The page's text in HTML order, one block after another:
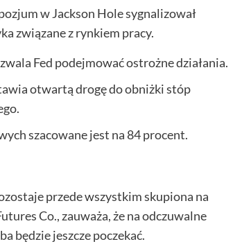
w Jackson Hole sygnalizował
związane z rynkiem pracy.
Fed podejmować ostrożne działania.
otwartą drogę do obniżki stóp
szacowane jest na 84 procent.
przede wszystkim skupiona na
Co., zauważa, że na odczuwalne
będzie jeszcze poczekać.